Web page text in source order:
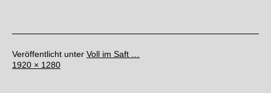
Veröffentlicht unter Voll im Saft …
Originalgröße
1920 × 1280